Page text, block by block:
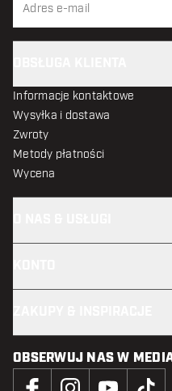
Informacje kontaktowe
Wysyłka i dostawa
Zwroty
Metody płatności
Wycena
OBSERWUJ NAS W